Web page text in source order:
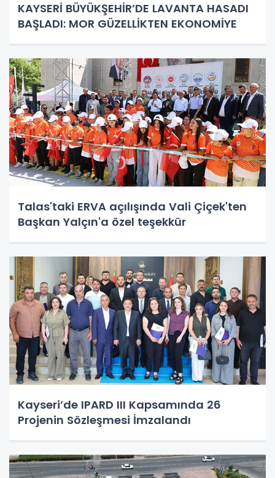
KAYSERİ BÜYÜKŞEHİR’DE LAVANTA HASADI
BAŞLADI: MOR GÜZELLİKTEN EKONOMİYE
Talas'taki ERVA açılışında Vali Çiçek'ten
Başkan Yalçın'a özel teşekkür
Kayseri’de IPARD III Kapsamında 26
Projenin Sözleşmesi İmzalandı